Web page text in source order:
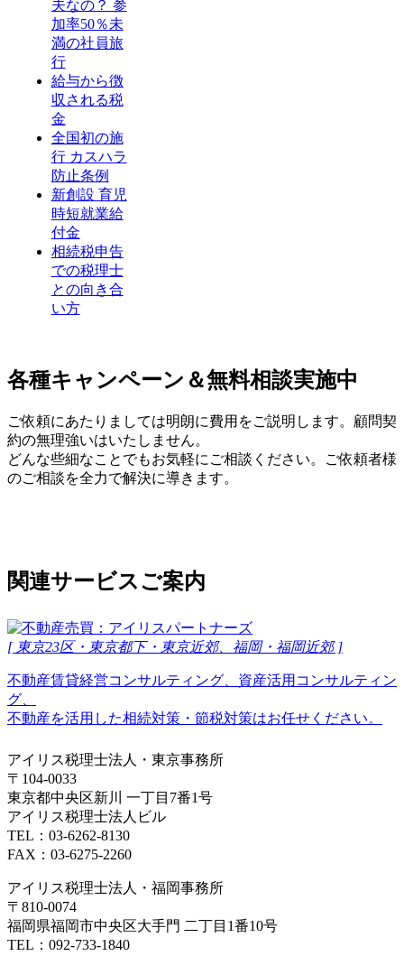
夫なの？ 参
加率50％未
満の社員旅
行
給与から徴
収される税
金
全国初の施
行 カスハラ
防止条例
新創設 育児
時短就業給
付金
相続税申告
での税理士
との向き合
い方
各種キャンペーン＆無料相談実施中
ご依頼にあたりましては明朗に費用をご説明します。顧問契
約の無理強いはいたしません。
どんな些細なことでもお気軽にご相談ください。ご依頼者様
のご相談を全力で解決に導きます。
関連サービスご案内
[ 東京23区・東京都下・東京近郊、福岡・福岡近郊 ]
不動産賃貸経営コンサルティング、資産活用コンサルティン
グ、
不動産を活用した相続対策・節税対策はお任せください。
アイリス税理士法人・東京事務所
〒104-0033
東京都中央区新川 一丁目7番1号
アイリス税理士法人ビル
TEL：03-6262-8130
FAX：03-6275-2260
アイリス税理士法人・福岡事務所
〒810-0074
福岡県福岡市中央区大手門 二丁目1番10号
TEL：092-733-1840